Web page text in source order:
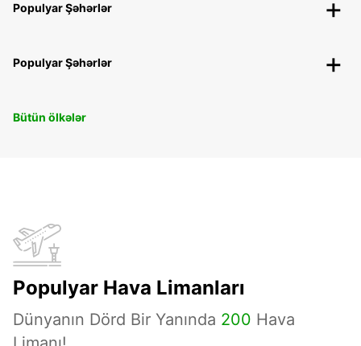
Populyar Şəhərlər
Populyar Şəhərlər
Bütün ölkələr
Populyar Hava Limanları
Dünyanın Dörd Bir Yanında 200 Hava